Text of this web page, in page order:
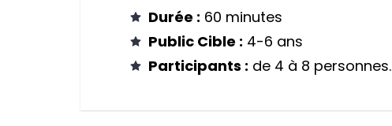
Durée : 60 minutes
Public Cible : 4-6 ans
Participants : de 4 à 8 personnes.